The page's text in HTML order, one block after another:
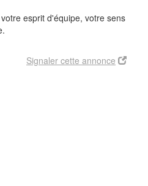
esprit d'équipe, votre sens
Signaler cette annonce